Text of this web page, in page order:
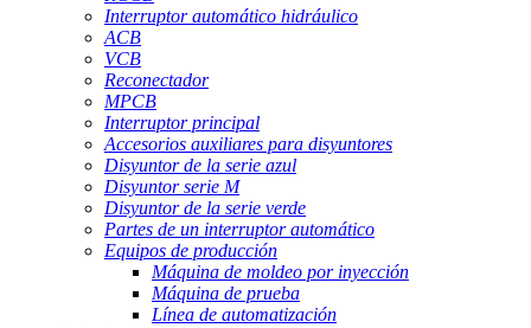
Interruptor automático hidráulico
ACB
VCB
Reconectador
MPCB
Interruptor principal
Accesorios auxiliares para disyuntores
Disyuntor de la serie azul
Disyuntor serie M
Disyuntor de la serie verde
Partes de un interruptor automático
Equipos de producción
Máquina de moldeo por inyección
Máquina de prueba
Línea de automatización